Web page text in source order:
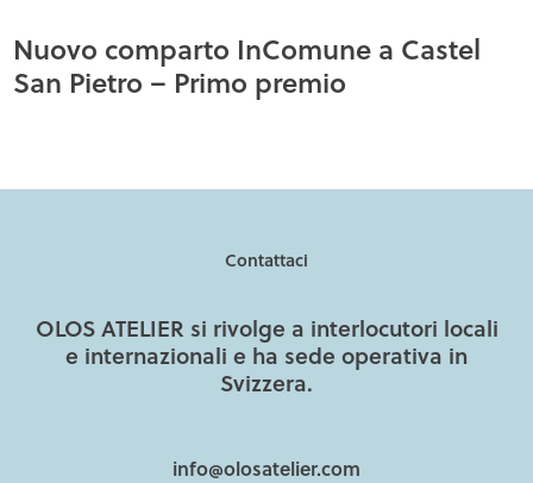
Nuovo comparto InComune a Castel
San Pietro – Primo premio
Contattaci
OLOS ATELIER si rivolge a interlocutori locali
e internazionali e ha sede operativa in
Svizzera.
info@olosatelier.com